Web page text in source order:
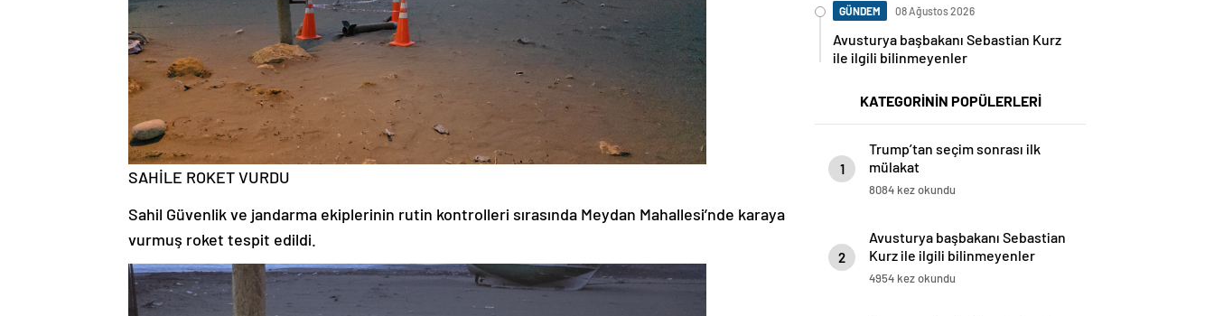
SAHİLE ROKET VURDU
Sahil Güvenlik ve jandarma ekiplerinin rutin kontrolleri sırasında Meydan Mahallesi’nde karaya
vurmuş roket tespit edildi.
GÜNDEM 08 Ağustos 2026
Avusturya başbakanı Sebastian Kurz
ile ilgili bilinmeyenler
KATEGORİNİN POPÜLERLERİ
1
Trump’tan seçim sonrası ilk
mülakat
8084 kez okundu
2
Avusturya başbakanı Sebastian
Kurz ile ilgili bilinmeyenler
4954 kez okundu